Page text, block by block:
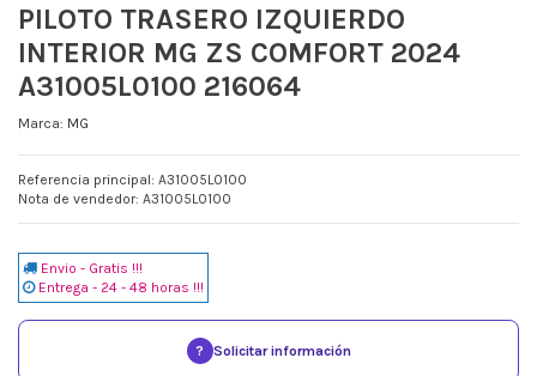
PILOTO TRASERO IZQUIERDO
INTERIOR MG ZS COMFORT 2024
A31005L0100 216064
Marca: MG
Referencia principal: A31005L0100
Nota de vendedor: A31005L0100
Envio - Gratis !!!
Entrega - 24 - 48 horas !!!
? Solicitar información